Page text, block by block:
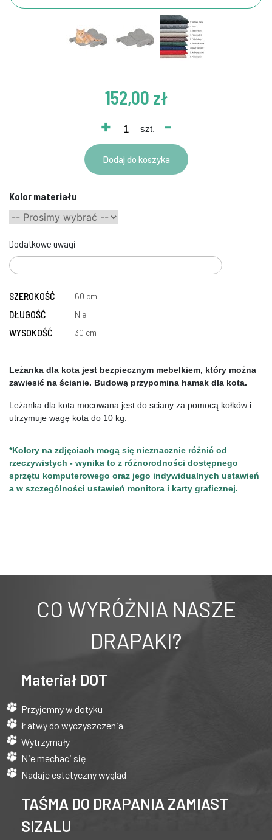
152,00 zł
+ szt. -
Dodaj do koszyka
Kolor materiału
Dodatkowe uwagi
SZEROKOŚĆ 60 cm
DŁUGOŚĆ Nie
WYSOKOŚĆ 30 cm
Leżanka dla kota jest bezpiecznym mebelkiem, który można
zawiesić na ścianie. Budową przypomina hamak dla kota.
Leżanka dla kota mocowana jest do sciany za pomocą kołków i
utrzymuje wagę kota do 10 kg.
*Kolory na zdjęciach mogą się nieznacznie różnić od
rzeczywistych - wynika to z różnorodności dostępnego
sprzętu komputerowego oraz jego indywidualnych ustawień
a w szczególności ustawień monitora i karty graficznej.
CO WYRÓŻNIA NASZE
DRAPAKI?
Materiał DOT
Przyjemny w dotyku
Łatwy do wyczyszczenia
Wytrzymały
Nie mechaci się
Nadaje estetyczny wygląd
TAŚMA DO DRAPANIA ZAMIAST
SIZALU